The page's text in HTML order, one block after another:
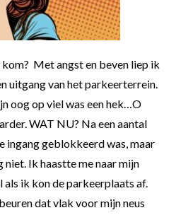
Met angst en beven liep ik
uitgang van het parkeerterrein.
oog op viel was een hek…O
WAT NU? Na een aantal
ingang geblokkeerd was, maar
Ik haastte me naar mijn
als ik kon de parkeerplaats af.
dat vlak voor mijn neus